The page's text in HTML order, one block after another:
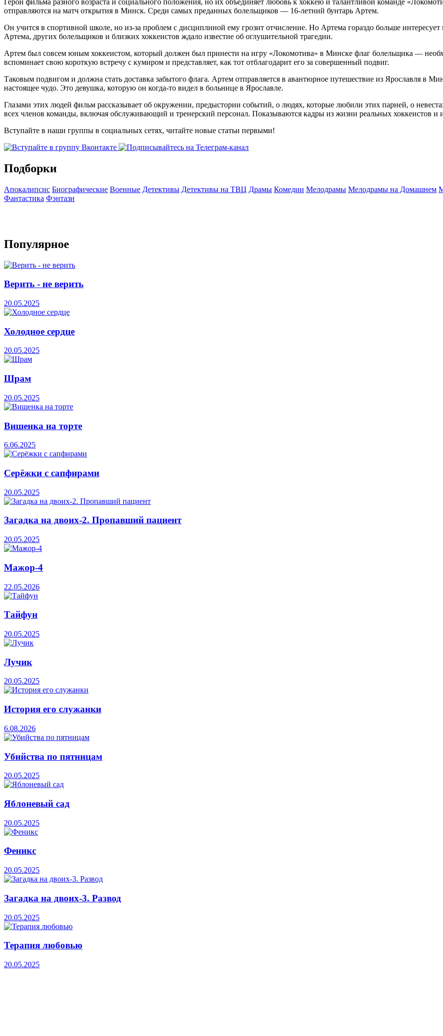
отправляются на матч открытия в Минск. Среди самых преданных болельщиков — 16-летний бунтарь Артем.
Он учится в спортивной школе, но из-за проблем с дисциплиной ему грозит отчисление. Но Артема гораздо больше
Артема, других болельщиков и близких хоккеистов ждало известие об оглушительной трагедии.
Артем был совсем юным хоккеистом, который должен был принести на игру «Локомотива» в Минске флаг болельщика —
вспоминает свою короткую встречу с кумиром и представляет, как тот отблагодарит его за совершенный подвиг.
Таковым подвигом и должна стать доставка забытого флага. Артем отправляется в авантюрное путешествие из Ярославля в
настоящее чудо. Это девушка, которую он когда-то видел в больнице в Ярославле.
Глазами этих людей фильм рассказывает об окружении, предыстории событий, о людях, которые любили этих парней, о
всех членов команды, включая обслуживающий и тренерский персонал. Показываются кадры из жизни реальных хоккеистов
Вступайте в наши группы в социальных сетях, читайте новые статьи первыми!
Подборки
Апокалипсис Биографические Военные Детективы Детективы на ТВЦ Драмы Комедии Мелодрамы Мелодрамы на Домашнем
Фантастика Фэнтази
Популярное
Верить - не верить
20.05.2025
Холодное сердце
20.05.2025
Шрам
20.05.2025
Вишенка на торте
6.06.2025
Серёжки с сапфирами
20.05.2025
Загадка на двоих-2. Пропавший пациент
20.05.2025
Мажор-4
22.05.2026
Тайфун
20.05.2025
Лучик
20.05.2025
История его служанки
6.08.2026
Убийства по пятницам
20.05.2025
Яблоневый сад
20.05.2025
Феникс
20.05.2025
Загадка на двоих-3. Развод
20.05.2025
Терапия любовью
20.05.2025